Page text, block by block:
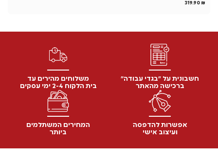
319.90 ₪
חשבונית על "בגדי עבודה"
ברכישה מהאתר
משלוחים מהירים עד
בית הלקוח 2-4 ימי עסקים
אפשרות להדפסה
ועיצוב אישי
המחירים המשתלמים
ביותר